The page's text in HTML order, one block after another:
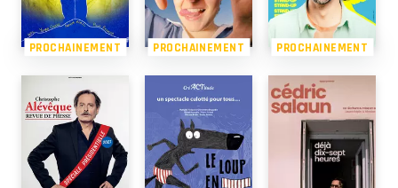
PROCHAINEMENT PROCHAINEMENT PROCHAINEMENT